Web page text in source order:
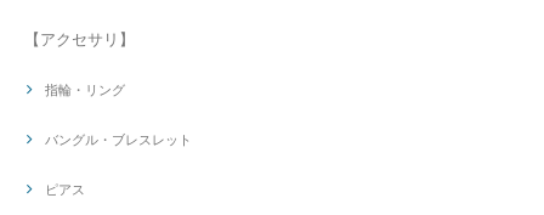
【アクセサリ】
指輪・リング
バングル・ブレスレット
ピアス